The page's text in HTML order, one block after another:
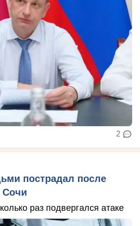
2
пострадал после
Сочи
раз подвергался атаке